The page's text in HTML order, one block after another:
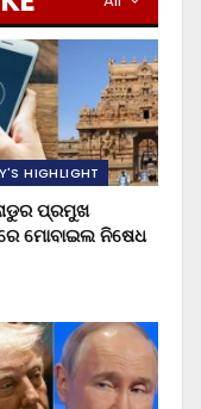
HIGHLIGHT
ପ୍ରମୁଖ
ମୋବାଇଲ ନିଷେଧ